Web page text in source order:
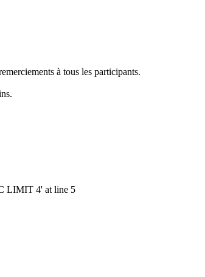
à tous les participants.
LIMIT 4' at line 5